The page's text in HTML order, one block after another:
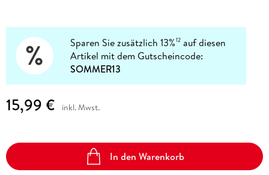
Sparen Sie zusätzlich 13%12 auf diesen
Artikel mit dem Gutscheincode:
SOMMER13
15,99 € inkl. Mwst.
In den Warenkorb